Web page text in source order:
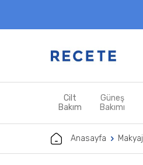
Cilt
Bakım
Güneş
Bakımı
Anasayfa Makyaj